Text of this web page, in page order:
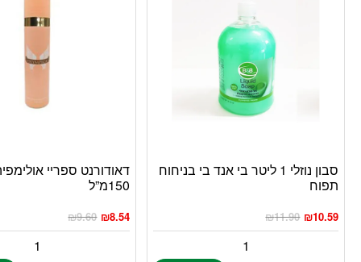
סבון נוזלי 1 ליטר בי אנד בי בניחוח
תפוח
₪11.90 ₪10.59
דאודורנט ספריי
150מ”ל
₪9.60 ₪8.54